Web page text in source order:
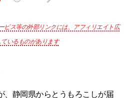
ビス等の外部リンクには、アフィリエイト広
いるものがあります
、静岡県からとうもろこしが届